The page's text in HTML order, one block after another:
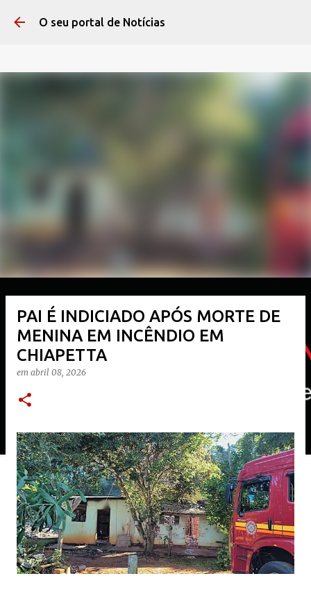
O seu portal de Notícias
​PAI É INDICIADO APÓS MORTE DE
MENINA EM INCÊNDIO EM
CHIAPETTA
em abril 08, 2026